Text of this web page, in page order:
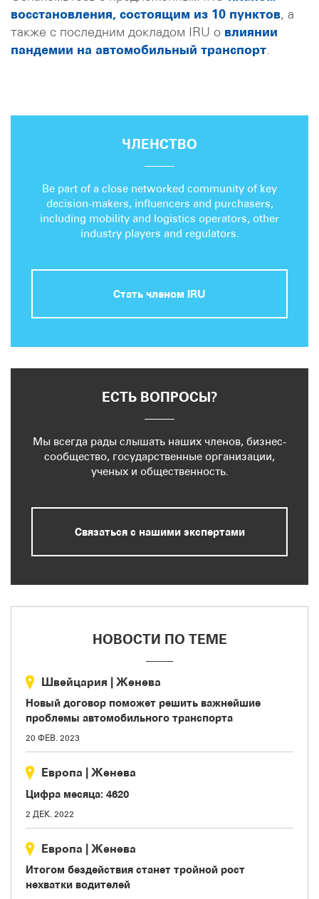
восстановления, состоящим из 10 пунктов, а
также с последним докладом IRU о влиянии
пандемии на автомобильный транспорт
ЧЛЕНСТВО
Be part of a close networked community of key
decision-makers, influencers and purchasers,
including mobility and logistics operators, other
industry players and regulators.
Стать членом IRU
ЕСТЬ ВОПРОСЫ?
Мы всегда рады слышать наших членов, бизнес-
сообщество, государственные организации,
ученых и общественность.
Связаться с нашими экспертами
НОВОСТИ ПО ТЕМЕ
Швейцария | Женева
Новый договор поможет решить важнейшие
проблемы автомобильного транспорта
20 ФЕВ. 2023
Европа | Женева
Цифра месяца: 4620
2 ДЕК. 2022
Европа | Женева
Итогом бездействия станет тройной рост
нехватки водителей